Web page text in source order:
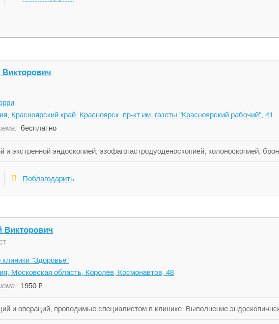
Красноярский край, Красноярск, пр-кт им. газеты "Красноярский рабочий", 41
бесплатно
и экстренной эндоскопией, эзофагогастродуоденоскопией, колоноскопией,
под внутривенным наркозом, эндоскопическим гемостазом при
(в том числе и методом резекции слизистой оболочки),
Поблагодарить
Викторович
"Здоровье"
Московская область, Королёв, Космонавтов, 48
1950 ₽
и операций, проводимые специалистом в клинике. Выполнение
колоноскопия, бронхоскопия в том числе под седацией. Выполнение